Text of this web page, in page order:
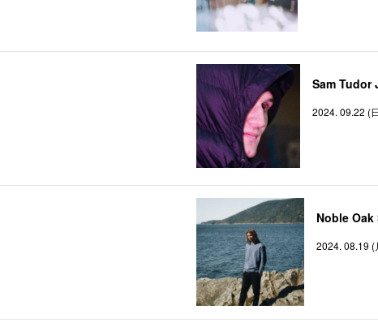
Sam Tudor
2024. 09.22 (
Noble
2024. 08.19 (